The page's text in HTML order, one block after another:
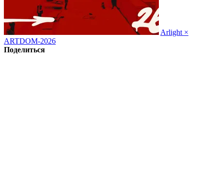
Arlight ×
ARTDOM-2026
Поделиться